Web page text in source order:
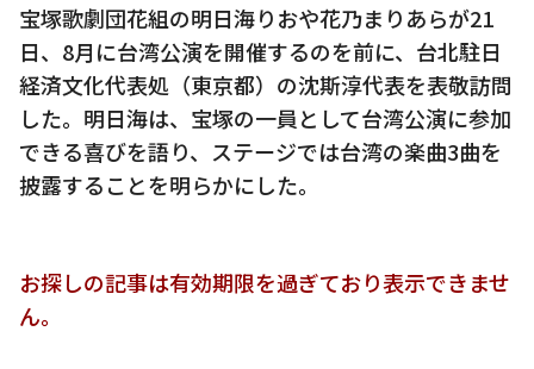
宝塚歌劇団花組の明日海りおや花乃まりあらが21
日、8月に台湾公演を開催するのを前に、台北駐日
経済文化代表処（東京都）の沈斯淳代表を表敬訪問
した。明日海は、宝塚の一員として台湾公演に参加
できる喜びを語り、ステージでは台湾の楽曲3曲を
披露することを明らかにした。
お探しの記事は有効期限を過ぎており表示できませ
ん。